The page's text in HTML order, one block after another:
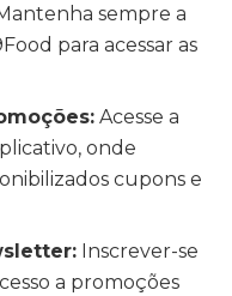
sempre a
para acessar as
Acesse a
onde
cupons e
Inscrever-se
a promoções